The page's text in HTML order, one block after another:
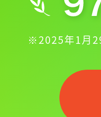
※2025年1月